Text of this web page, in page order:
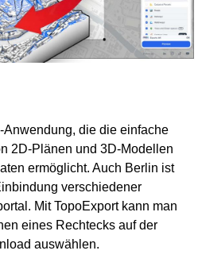
die die einfache
2D-Plänen und 3D-Modellen
ermöglicht. Auch Berlin ist
verschiedener
Mit TopoExport kann man
eines Rechtecks auf der
auswählen.